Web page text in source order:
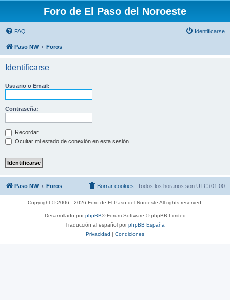
Foro de El Paso del Noroeste
FAQ Identificarse
Paso NW Foros
Identificarse
Usuario o Email:
Contraseña:
Recordar
Ocultar mi estado de conexión en esta sesión
Paso NW Foros Todos los horarios son UTC+01:00
Borrar cookies
Copyright © 2006 - 2026 Foro de El Paso del Noroeste All rights reserved.
Desarrollado porphpBB® Forum Software © phpBB Limited
Traducción al español porphpBB España
Privacidad | Condiciones